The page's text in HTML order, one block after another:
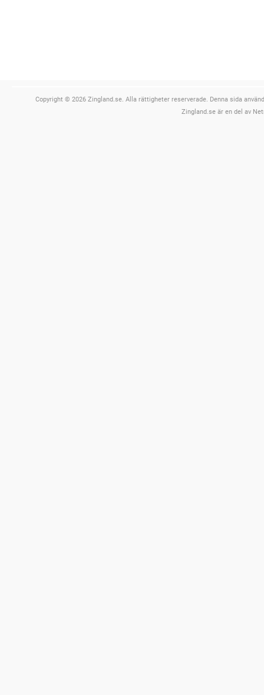
Copyright © 2026 Zingland.se. Alla rättigheter reserverade. Denna sida
Zingland.se är en del av